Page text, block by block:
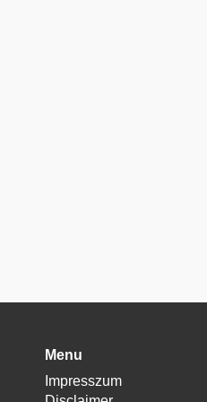
Menu
Impresszum